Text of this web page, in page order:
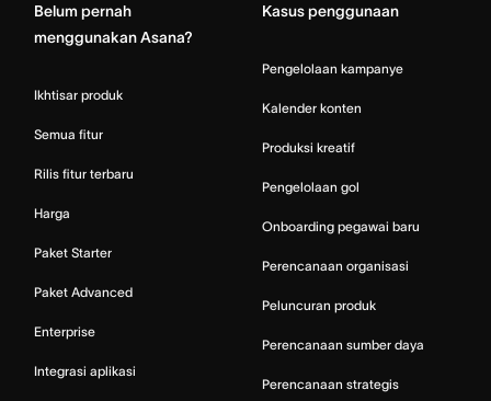
Belum pernah
menggunakan Asana?
Ikhtisar produk
Semua fitur
Rilis fitur terbaru
Harga
Paket Starter
Paket Advanced
Enterprise
Integrasi aplikasi
Kasus penggunaan
Pengelolaan kampanye
Kalender konten
Produksi kreatif
Pengelolaan gol
Onboarding pegawai baru
Perencanaan organisasi
Peluncuran produk
Perencanaan sumber daya
Perencanaan strategis